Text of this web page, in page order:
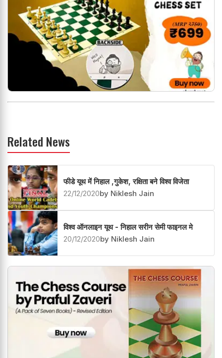
Related News
फीडे यूथ में निहाल ,गुकेश, रक्षिता बने विश्व विजेता
22/12/2020by Niklesh Jain
विश्व ऑनलाइन यूथ - निहाल सरीन सेमी फाइनल मे
20/12/2020by Niklesh Jain